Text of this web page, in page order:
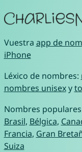
Vuestra app de
iPhone
Léxico de nombres:
nombres unisexy
Nombres
Brasil, Bélgica,
Francia, Gran
Suiza